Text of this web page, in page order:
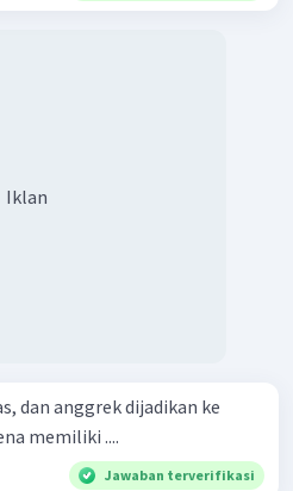
Iklan
dan anggrek dijadikan ke
memiliki ....
Jawaban terverifikasi